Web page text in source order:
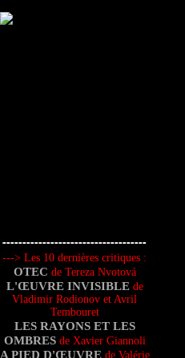
------------------------------------
---> Les 10 dernières critiques :
OTEC de Tereza Nvotová
L'ŒUVRE INVISIBLE de
Vladimir Rodionov et Avril
Tembouret
LES RAYONS ET LES
OMBRES de Xavier Giannoli
A PIED D'ŒUVRE de Valérie